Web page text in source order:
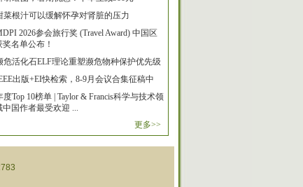
菜根汁可以缓解怀孕对肾脏的压力
2026参会旅行奖 (Travel Award) 中国区
奖名单公布！
危活化石ELF理论重塑濒危物种保护优先级
出版+EI快检索，8-9月会议合集征稿中
度Top 10榜单 | Taylor & Francis科学与技术领
中国作者最受欢迎 ...
更多>>